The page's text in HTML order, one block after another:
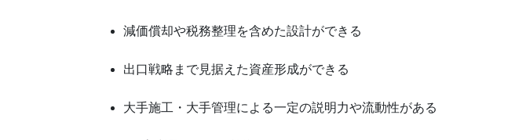
減価償却や税務整理を含めた設計ができる
出口戦略まで見据えた資産形成ができる
大手施工・大手管理による一定の説明力や流動性がある